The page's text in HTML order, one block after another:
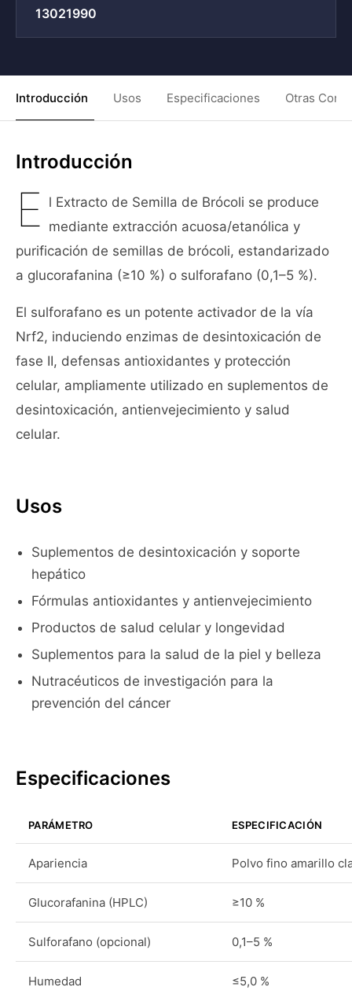
13021990
Introducción Usos Especificaciones Otras
Introducción
E l Extracto de Semilla de Brócoli se produce
mediante extracción acuosa/etanólica y
purificación de semillas de brócoli, estandarizado
a glucorafanina (≥10 %) o sulforafano (0,1–5 %).
El sulforafano es un potente activador de la vía
Nrf2, induciendo enzimas de desintoxicación de
fase II, defensas antioxidantes y protección
celular, ampliamente utilizado en suplementos de
desintoxicación, antienvejecimiento y salud
celular.
Usos
Suplementos de desintoxicación y soporte
hepático
Fórmulas antioxidantes y antienvejecimiento
Productos de salud celular y longevidad
Suplementos para la salud de la piel y belleza
Nutracéuticos de investigación para la
prevención del cáncer
Especificaciones
PARÁMETRO ESPECIFICACIÓN
Apariencia Polvo fino amarillo
Glucorafanina (HPLC) ≥10 %
Sulforafano (opcional) 0,1–5 %
Humedad ≤5,0 %